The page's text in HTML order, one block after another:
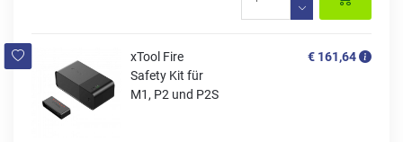
xTool Fire
Safety Kit für
M1, P2 und P2S
€ 161,64